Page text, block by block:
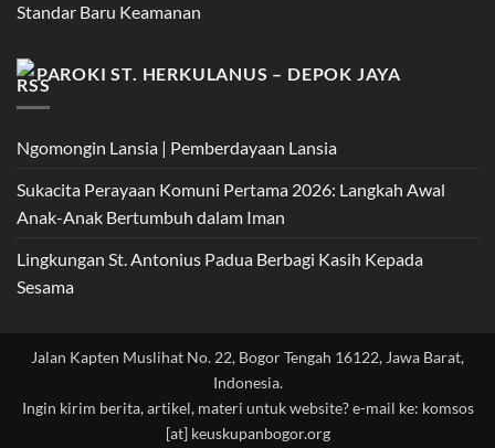
Standar Baru Keamanan
PAROKI ST. HERKULANUS – DEPOK JAYA
Ngomongin Lansia | Pemberdayaan Lansia
Sukacita Perayaan Komuni Pertama 2026: Langkah Awal
Anak-Anak Bertumbuh dalam Iman
Lingkungan St. Antonius Padua Berbagi Kasih Kepada
Sesama
Jalan Kapten Muslihat No. 22, Bogor Tengah 16122, Jawa Barat,
Indonesia.
Ingin kirim berita, artikel, materi untuk website? e-mail ke: komsos
[at] keuskupanbogor.org